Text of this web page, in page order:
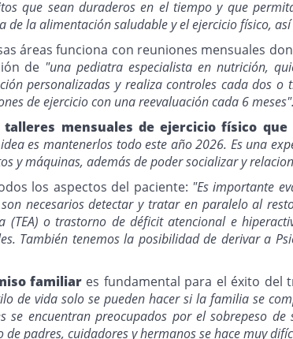
que sean duraderos en el tiempo y que
la alimentación saludable y el ejercicio físico,
áreas funciona con reuniones mensuales
de "una pediatra especialista en nutrición,
personalizadas y realiza controles cada dos
de ejercicio con una reevaluación cada 6 meses".
talleres mensuales de ejercicio físico
es mantenerlos todo este año 2026. Es una
y máquinas, además de poder socializar y
los aspectos del paciente: "Es importante
necesarios detectar y tratar en paralelo al
o trastorno de déficit atencional e
También tenemos la posibilidad de derivar a
familiares fundamental para el éxito del
de vida solo se pueden hacer si la familia se
se encuentran preocupados por el sobrepeso
padres, cuidadores y hermanos se hace muy